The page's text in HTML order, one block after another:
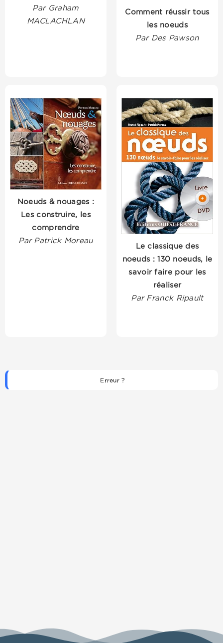
Par Graham
MACLACHLAN
Comment réussir tous
les noeuds
Par Des Pawson
Noeuds & nouages :
Les construire, les
comprendre
Par Patrick Moreau
Le classique des
noeuds : 130 noeuds, le
savoir faire pour les
réaliser
Par Franck Ripault
Erreur ?